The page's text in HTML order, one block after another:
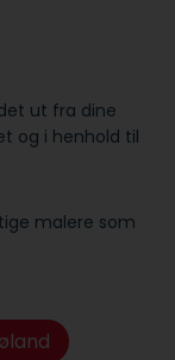
ut fra dine
og i henhold til
malere som